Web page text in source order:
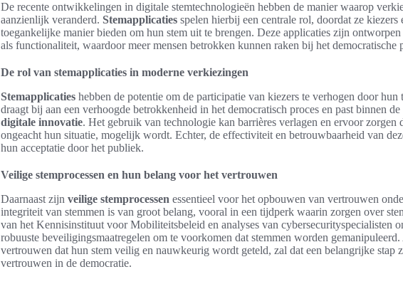
De recente ontwikkelingen in digitale stemtechnologieën hebben de manier waarop
aanzienlijk veranderd. Stemapplicaties spelen hierbij een centrale rol, doordat ze
toegankelijke manier bieden om hun stem uit te brengen. Deze applicaties zijn
als functionaliteit, waardoor meer mensen betrokken kunnen raken bij het democratische
De rol van stemapplicaties in moderne verkiezingen
Stemapplicaties hebben de potentie om de participatie van kiezers te verhogen door
draagt bij aan een verhoogde betrokkenheid in het democratisch proces en past binnen de
digitale innovatie. Het gebruik van technologie kan barrières verlagen en ervoor zorgen
ongeacht hun situatie, mogelijk wordt. Echter, de effectiviteit en betrouwbaarheid van
hun acceptatie door het publiek.
Veilige stemprocessen en hun belang voor het vertrouwen
Daarnaast zijn veilige stemprocessen essentieel voor het opbouwen van vertrouwen
integriteit van stemmen is van groot belang, vooral in een tijdperk waarin zorgen over
van het Kennisinstituut voor Mobiliteitsbeleid en analyses van cybersecurityspecialisten
robuuste beveiligingsmaatregelen om te voorkomen dat stemmen worden
vertrouwen dat hun stem veilig en nauwkeurig wordt geteld, zal dat een belangrijke stap
vertrouwen in de democratie.